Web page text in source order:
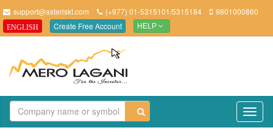
support@asteriskt.com (+977) 01-5315101/5315184 9801000860
ENGLISH Create Free Account HELP